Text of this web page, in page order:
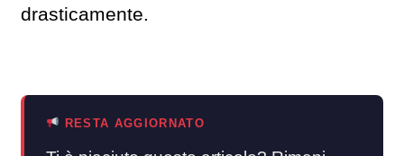
drasticamente.
RESTA AGGIORNATO